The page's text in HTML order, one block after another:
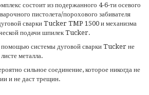
состоит из подержанного 4-6-ти осевого
пистолета/порохового забивателя
сварки Tucker TMP 1500 и механизма
подачи шпилек Tucker.
помощью системы дуговой сварки Tucker не
металла.
сильное соединение, которое никогда не
и не даст трещин.